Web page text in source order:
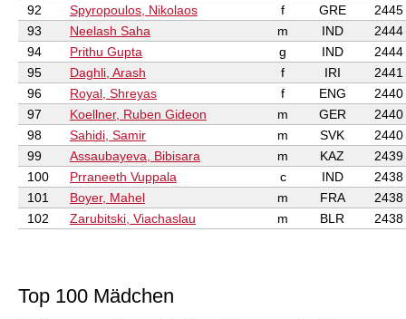
92
Spyropoulos, Nikolaos f GRE
2445
93
Neelash Saha m IND
2444
94
Prithu Gupta g IND
2444
95
Daghli, Arash f IRI
2441
96
Royal, Shreyas f ENG
2440
97
Koellner, Ruben Gideon m GER
2440
98
Sahidi, Samir m SVK
2440
99
Assaubayeva, Bibisara m KAZ
2439
100
Prraneeth Vuppala c IND
2438
101
Boyer, Mahel m FRA
2438
102
Zarubitski, Viachaslau m BLR 2438
Top 100 Mädchen